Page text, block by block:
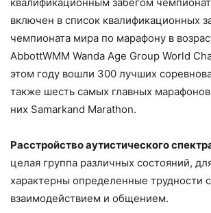
включен в список квалификационных
чемпионата мира по марафону в
AbbottWMM Wanda Age Group World
этом году вошли 300 лучших
также шесть самых главных
них Samarkand Marathon.
Расстройствоаутистического
целая группа различных состояний,
характерны определенные трудности
взаимодействием и общением.